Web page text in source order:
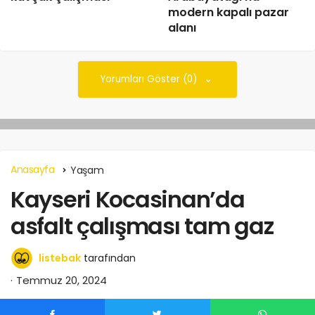
modern kapalı pazar
alanı
Yorumları Göster (0)
Anasayfa Yaşam
Kayseri Kocasinan’da
asfalt çalışması tam gaz
listebak tarafından
Temmuz 20, 2024